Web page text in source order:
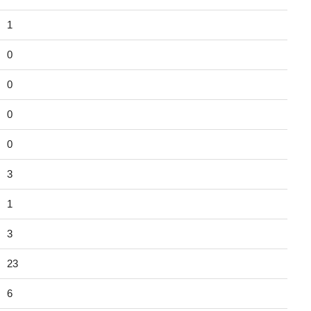
1
0
0
0
0
3
1
3
23
6